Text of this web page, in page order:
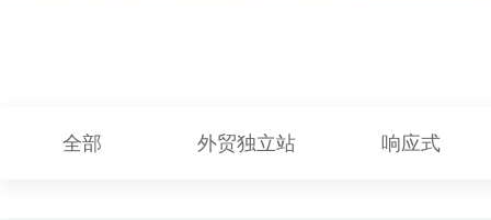
全部 外贸独立站 响应式